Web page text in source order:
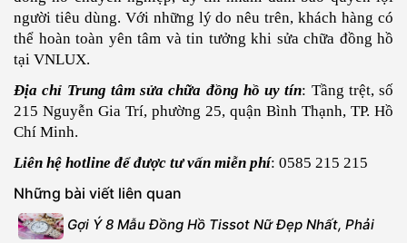
người tiêu dùng. Với những lý do nêu trên, khách hàng có
thể hoàn toàn yên tâm và tin tưởng khi sửa chữa đồng hồ
tại VNLUX.
Địa chỉ Trung tâm sửa chữa đồng hồ uy tín: Tầng trệt, số
215 Nguyễn Gia Trí, phường 25, quận Bình Thạnh, TP. Hồ
Chí Minh.
Liên hệ hotline để được tư vấn miễn phí: 0585 215 215
Những bài viết liên quan
Gợi Ý 8 Mẫu Đồng Hồ Tissot Nữ Đẹp Nhất, Phải